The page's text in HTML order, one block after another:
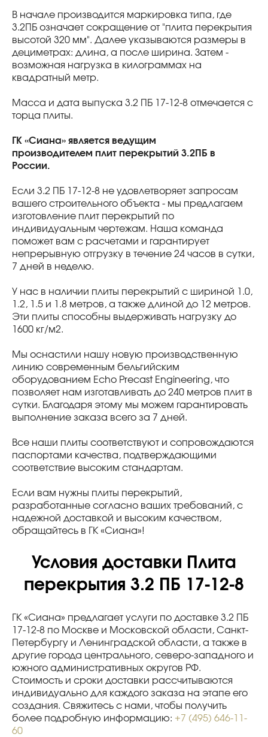
В начале производится маркировка типа, где
3.2ПБ означает сокращение от "плита перекрытия
высотой 320 мм". Далее указываются размеры в
дециметрах: длина, а после ширина. Затем -
возможная нагрузка в килограммах на
квадратный метр.
Масса и дата выпуска 3.2 ПБ 17-12-8 отмечается с
торца плиты.
ГК «Сиана» является ведущим
производителем плит перекрытий 3.2ПБ в
России.
Если 3.2 ПБ 17-12-8 не удовлетворяет запросам
вашего строительного объекта - мы предлагаем
изготовление плит перекрытий по
индивидуальным чертежам. Наша команда
поможет вам с расчетами и гарантирует
непрерывную отгрузку в течение 24 часов в сутки,
7 дней в неделю.
У нас в наличии плиты перекрытий с шириной 1.0,
1.2, 1.5 и 1.8 метров, а также длиной до 12 метров.
Эти плиты способны выдерживать нагрузку до
1600 кг/м2.
Мы оснастили нашу новую производственную
линию современным бельгийским
оборудованием Echo Precast Engineering, что
позволяет нам изготавливать до 240 метров плит в
сутки. Благодаря этому мы можем гарантировать
выполнение заказа всего за 7 дней.
Все наши плиты соответствуют и сопровождаются
паспортами качества, подтверждающими
соответствие высоким стандартам.
Если вам нужны плиты перекрытий,
разработанные согласно ваших требований, с
надежной доставкой и высоким качеством,
обращайтесь в ГК «Сиана»!
Условия доставки Плита
перекрытия 3.2 ПБ 17-12-8
ГК «Сиана» предлагает услуги по доставке 3.2 ПБ
17-12-8 по Москве и Московской области, Санкт-
Петербургу и Ленинградской области, а также в
другие города центрального, северо-западного и
южного административных округов РФ.
Стоимость и сроки доставки рассчитываются
индивидуально для каждого заказа на этапе его
создания. Свяжитесь с нами, чтобы получить
более подробную информацию: +7 (495) 646-11-
60